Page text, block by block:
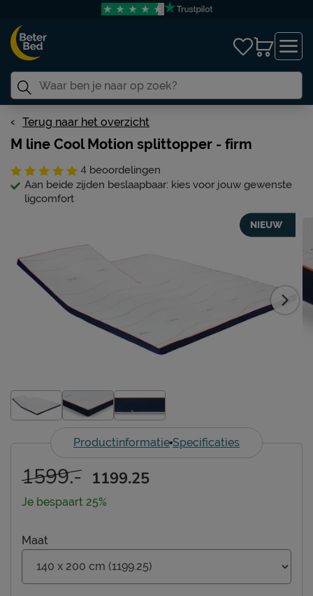
Terug naar het overzicht
M line Cool Motion splittopper - firm
4 beoordelingen
Aan beide zijden beslaapbaar: kies voor jouw gewenste
ligcomfort
Productinformatie Specificaties
Maat
1599.- 1199.25
Je bespaart 25%